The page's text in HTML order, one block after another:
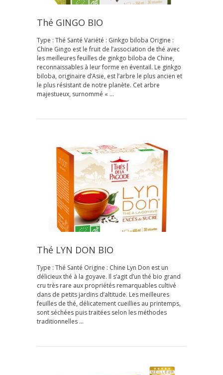
Thé GINGO BIO
Type : Thé Santé Variété : Ginkgo biloba Origine :
Chine Gingo est le fruit de l’association de thé avec
les meilleures feuilles de ginkgo biloba de Chine,
reconnaissables à leur forme en éventail. Le ginkgo
biloba, originaire d’Asie, est l’arbre le plus ancien et
le plus résistant de notre planète. Cet arbre
majestueux, surnommé « …
Thé LYN DON BIO
Type : Thé Santé Origine : Chine Lyn Don est un
délicieux thé à la goyave. Il s’agit d’un thé bio grand
cru très rare aux propriétés remarquables cultivé
dans de petits jardins d’altitude. Les meilleures
feuilles de thé, délicatement cueillies au printemps,
sont séchées puis traitées selon les méthodes
traditionnelles …